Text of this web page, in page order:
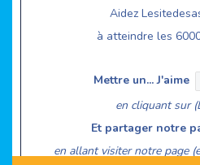
Aidez
à atteindre les
Mettre un... J'aime
en cliquant sur
Et partager notre
en allant visiter notre page